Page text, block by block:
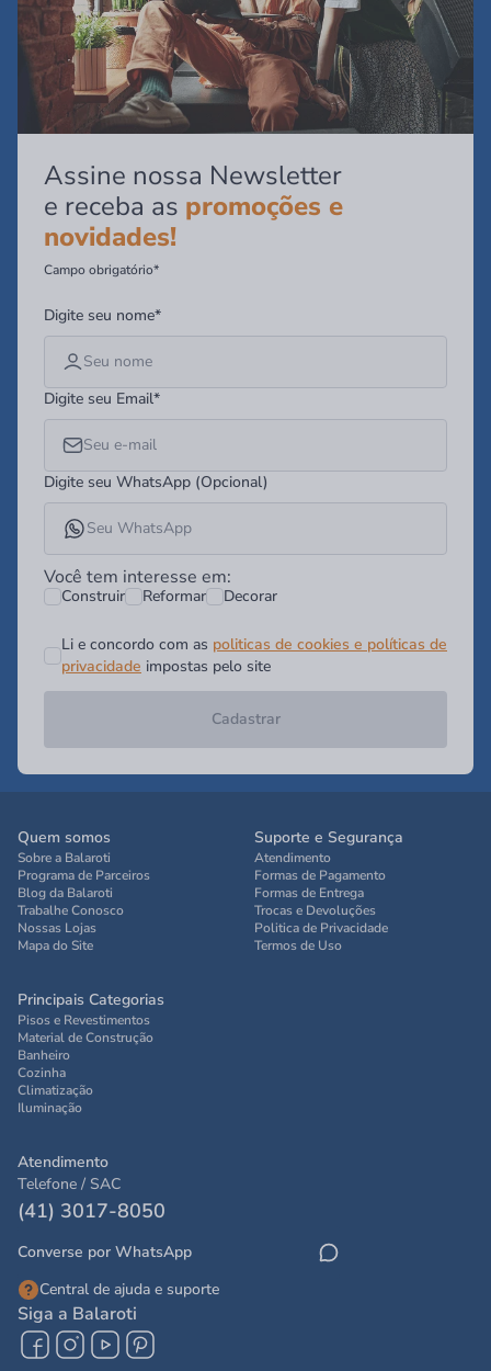
Assine nossa Newsletter
e receba as promoções e
novidades!
Campo obrigatório*
Digite seu nome*
Digite seu Email*
Digite seu WhatsApp (Opcional)
Você tem interesse em:
Construir Reformar Decorar
Li e concordo com as politicas de cookies e políticas de
privacidade impostas pelo site
Cadastrar
Quem somos
Sobre a Balaroti
Programa de Parceiros
Blog da Balaroti
Trabalhe Conosco
Nossas Lojas
Mapa do Site
Suporte e Segurança
Atendimento
Formas de Pagamento
Formas de Entrega
Trocas e Devoluções
Politica de Privacidade
Termos de Uso
Principais Categorias
Pisos e Revestimentos
Material de Construção
Banheiro
Cozinha
Climatização
Iluminação
Atendimento
Telefone / SAC
(41) 3017-8050
Converse por WhatsApp
Central de ajuda e suporte
Siga a Balaroti